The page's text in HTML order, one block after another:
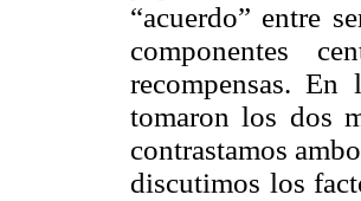
“acuerdo” entre
componentes
recompensas. En
tomaron los dos
contrastamos
discutimos los